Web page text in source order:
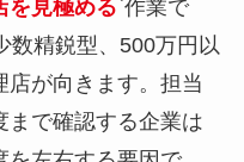
を見極める`作業で
数精鋭型、500万円以
店が向きます。担当
まで確認する企業は